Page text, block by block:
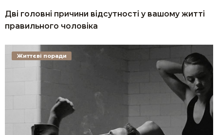
Дві головні причини відсутності у вашому житті
правильного чоловіка
Життєві поради